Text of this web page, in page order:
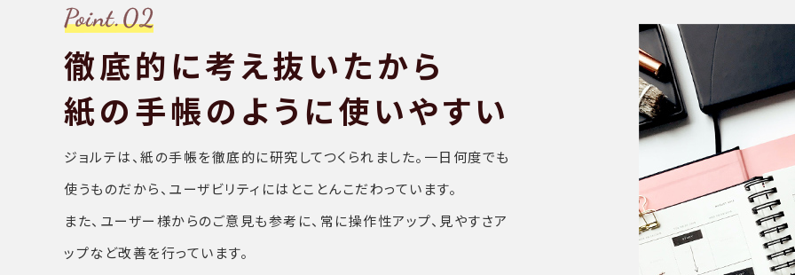
徹底的に考え抜いたから
紙の手帳のように使いやすい
ジョルテは、紙の手帳を徹底的に研究してつくられました。一日何度でも
使うものだから、ユーザビリティにはとことんこだわっています。
また、ユーザー様からのご意見も参考に、常に操作性アップ、見やすさア
ップなど改善を行っています。